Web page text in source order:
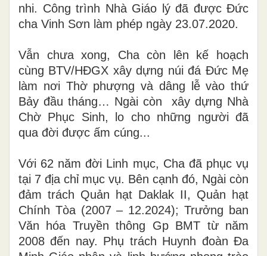
nhi. Công trình Nhà Giáo lý đã được Đức
cha Vinh Sơn làm phép ngày 23.07.2020.
Vẫn chưa xong, Cha còn lên kế hoạch
cùng BTV/HĐGX xây dựng núi đá Đức Mẹ
làm nơi Thờ phượng và dâng lễ vào thứ
Bảy đầu tháng… Ngài còn xây dựng Nhà
Chờ Phục Sinh, lo cho những người đã
qua đời được ấm cúng...
Với 62 năm đời Linh mục, Cha đã phục vụ
tại 7 địa chỉ mục vụ. Bên cạnh đó, Ngài còn
đảm trách Quản hạt Daklak II, Quản hạt
Chính Tòa (2007 – 12.2024); Trưởng ban
Văn hóa Truyền thông Gp BMT từ năm
2008 đến nay. Phụ trách Huynh đoàn Đa